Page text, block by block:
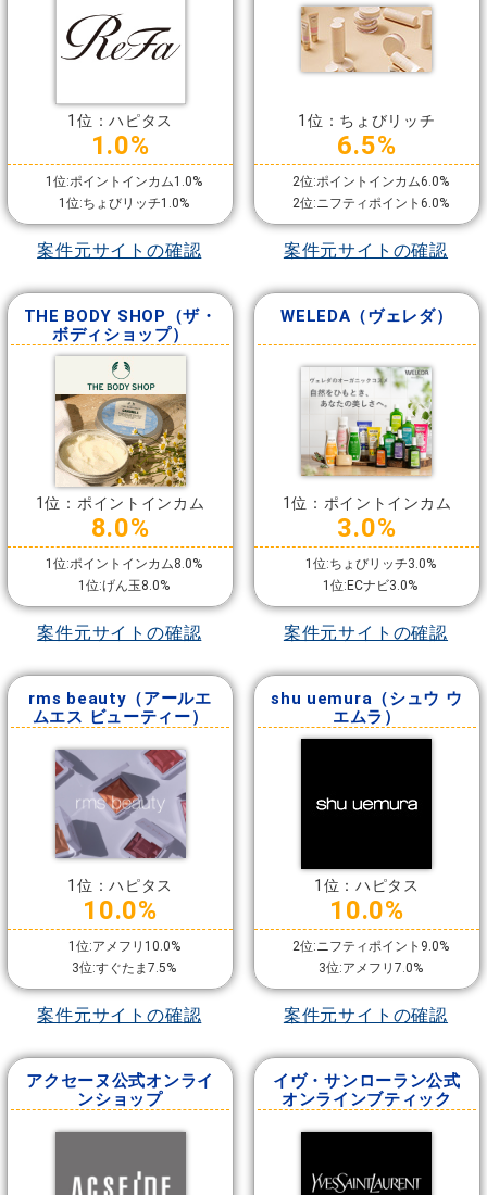
1位：ハピタス
1.0%
1位:ポイントインカム1.0%
1位:ちょびリッチ1.0%
案件元サイトの確認
1位：ちょびリッチ
6.5%
2位:ポイントインカム6.0%
2位:ニフティポイント6.0%
案件元サイトの確認
THE BODY SHOP（ザ・
ボディショップ）
1位：ポイントインカム
8.0%
1位:ポイントインカム8.0%
1位:げん玉8.0%
案件元サイトの確認
WELEDA（ヴェレダ）
1位：ポイントインカム
3.0%
1位:ちょびリッチ3.0%
1位:ECナビ3.0%
案件元サイトの確認
rms beauty（アールエ
ムエス ビューティー）
1位：ハピタス
10.0%
1位:アメフリ10.0%
3位:すぐたま7.5%
案件元サイトの確認
shu uemura（シュウ ウ
エムラ）
1位：ハピタス
10.0%
2位:ニフティポイント9.0%
3位:アメフリ7.0%
案件元サイトの確認
アクセーヌ公式オンライ
ンショップ
イヴ・サンローラン公式
オンラインブティック